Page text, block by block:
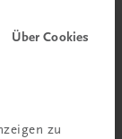
Über Cookies
zu